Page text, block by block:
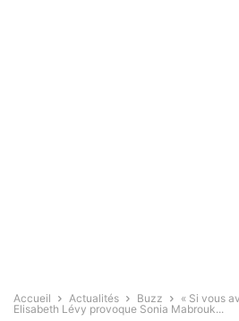
Accueil Actualités Buzz
« Si vous
Elisabeth Lévy provoque Sonia Mabrouk...